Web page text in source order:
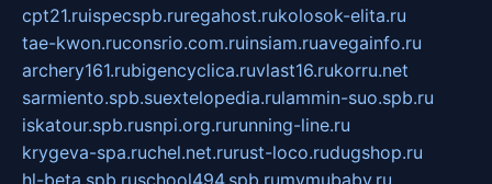
cpt21.ruispecspb.ruregahost.rukolosok-elita.ru
tae-kwon.ruconsrio.com.ruinsiam.ruavegainfo.ru
archery161.rubigencyclica.ruvlast16.rukorru.net
sarmiento.spb.suextelopedia.rulammin-suo.spb.ru
iskatour.spb.rusnpi.org.rurunning-line.ru
krygeva-spa.ruchel.net.rurust-loco.rudugshop.ru
hl-beta.spb.ruschool494.spb.rumymubaby.ru